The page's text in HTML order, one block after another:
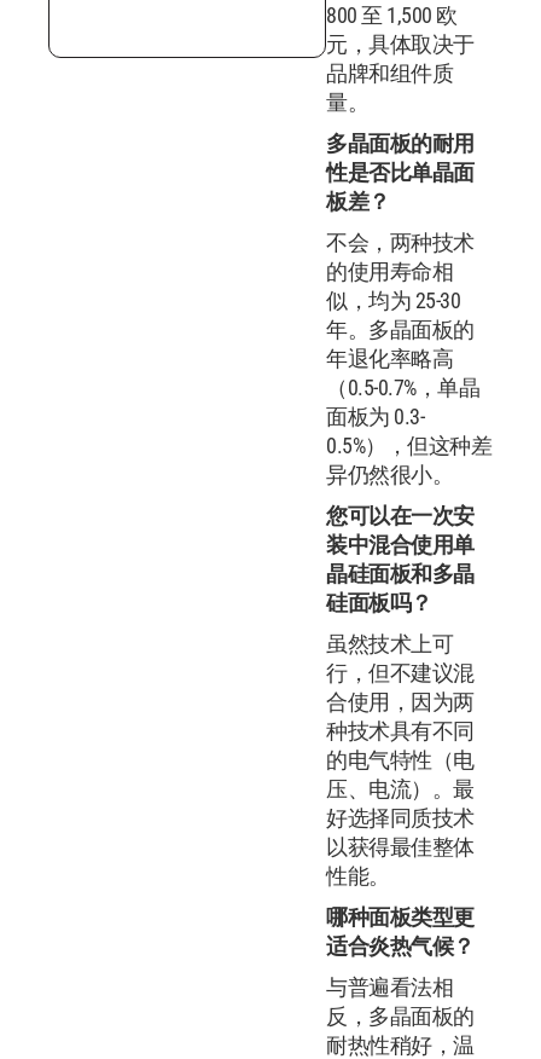
800 至 1,500 欧
元，具体取决于
品牌和组件质
量。
多晶面板的耐用
性是否比单晶面
板差？
不会，两种技术
的使用寿命相
似，均为 25-30
年。多晶面板的
年退化率略高
（0.5-0.7%，单晶
面板为 0.3-
0.5%），但这种差
异仍然很小。
您可以在一次安
装中混合使用单
晶硅面板和多晶
硅面板吗？
虽然技术上可
行，但不建议混
合使用，因为两
种技术具有不同
的电气特性（电
压、电流）。最
好选择同质技术
以获得最佳整体
性能。
哪种面板类型更
适合炎热气候？
与普遍看法相
反，多晶面板的
耐热性稍好，温